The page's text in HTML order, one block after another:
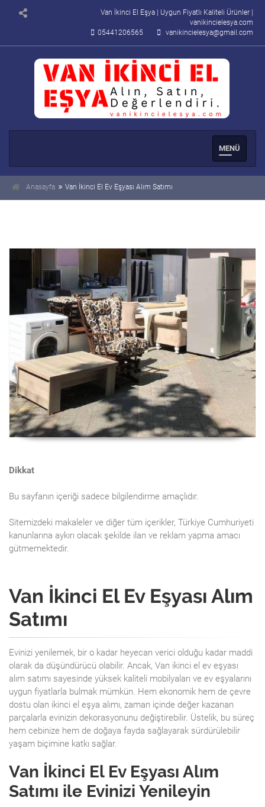
Van İkinci El Eşya | Uygun Fiyatlı Kaliteli Ürünler |
vanikincielesya.com
05441206565
vanikincielesya@gmail.com
Men�
Anasayfa Van İkinci El Ev Eşyası Alım Satımı
Dikkat
Bu sayfanın içeriği sadece bilgilendirme amaçlıdır.
Sitemizdeki makaleler ve diğer tüm içerikler, Türkiye Cumhuriyeti
kanunlarına aykırı olacak şekilde ilan ve reklam yapma amacı
gütmemektedir.
Van İkinci El Ev Eşyası Alım
Satımı
Evinizi yenilemek, bir o kadar heyecan verici olduğu kadar maddi
olarak da düşündürücü olabilir. Ancak, Van ikinci el ev eşyası
alım satımı sayesinde yüksek kaliteli mobilyaları ve ev eşyalarını
uygun fiyatlarla bulmak mümkün. Hem ekonomik hem de çevre
dostu olan ikinci el eşya alımı, zaman içinde değer kazanan
parçalarla evinizin dekorasyonunu değiştirebilir. Üstelik, bu süreç
hem cebinize hem de doğaya fayda sağlayarak sürdürülebilir
yaşam biçimine katkı sağlar.
Van İkinci El Ev Eşyası Alım
Satımı ile Evinizi Yenileyin